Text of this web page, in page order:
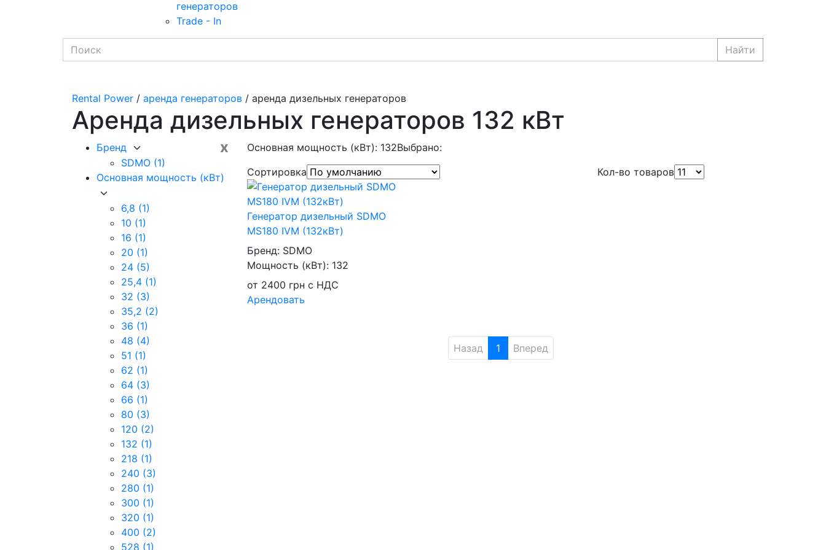
генераторов
Trade - In
Найти
Rental Power / аренда генераторов / аренда дизельных генераторов
Аренда дизельных генераторов 132 кВт
x
Бренд
SDMO (1)
Основная мощность (кВт)
6,8 (1)
10 (1)
16 (1)
20 (1)
24 (5)
25,4 (1)
32 (3)
35,2 (2)
36 (1)
48 (4)
51 (1)
62 (1)
64 (3)
66 (1)
80 (3)
120 (2)
132 (1)
218 (1)
240 (3)
280 (1)
300 (1)
320 (1)
400 (2)
528 (1)
Основная мощность (кВт): 132Выбрано:
Сортировка
Кол-во товаров
Генератор дизельный SDMO
MS180 IVM (132кВт)
Бренд: SDMO
Мощность (кВт): 132
от 2400 грн с НДС
Арендовать
Назад 1 Вперед